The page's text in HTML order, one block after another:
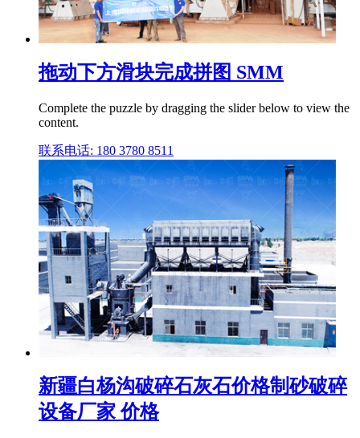
拖动下方滑块完成拼图 SMM
Complete the puzzle by dragging the slider below to view the
content.
联系电话: 180 3780 8511
新疆白杨沟破碎石灰石价格制砂破碎
设备厂家 价格